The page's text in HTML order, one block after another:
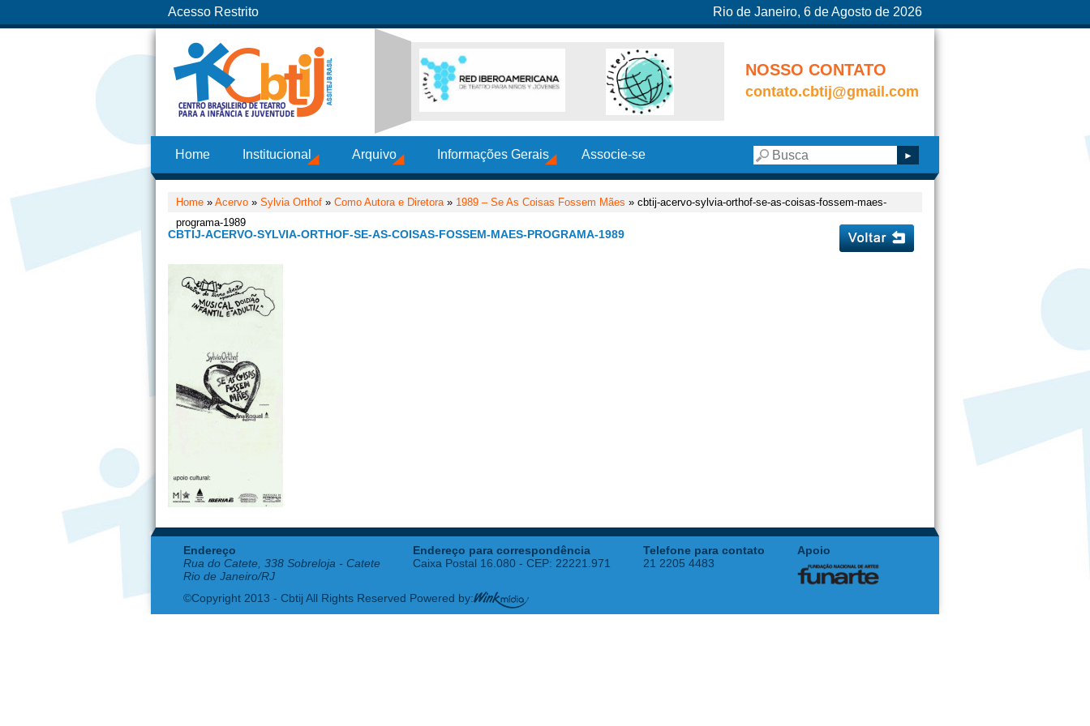
Acesso Restrito Rio de Janeiro, 6 de Agosto de 2026
NOSSO CONTATO
contato.cbtij@gmail.com
Home Institucional Arquivo Informações Gerais Associe-se
Home » Acervo » Sylvia Orthof » Como Autora e Diretora» 1989 – Se As Coisas Fossem Mães » cbtij-acervo-sylvia-orthof-se-as-coisas-fossem-maes-
programa-1989
CBTIJ-ACERVO-SYLVIA-ORTHOF-SE-AS-COISAS-FOSSEM-MAES-PROGRAMA-1989
Endereço
Rua do Catete, 338 Sobreloja - Catete
Rio de Janeiro/RJ
Endereço para correspondência
Caixa Postal 16.080 - CEP: 22221.971
Telefone para contato
21 2205 4483
Apoio
©Copyright 2013 - Cbtij All Rights Reserved Powered by: